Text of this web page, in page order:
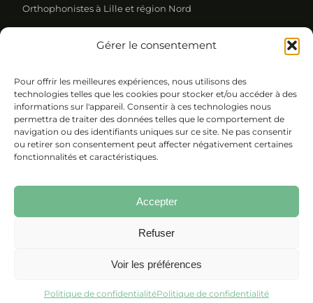
Gérer le consentement
Pour offrir les meilleures expériences, nous utilisons des
technologies telles que les cookies pour stocker et/ou accéder à des
informations sur l'appareil. Consentir à ces technologies nous
permettra de traiter des données telles que le comportement de
navigation ou des identifiants uniques sur ce site. Ne pas consentir
ou retirer son consentement peut affecter négativement certaines
fonctionnalités et caractéristiques.
Accepter
Refuser
Voir les préférences
Politique de confidentialitéPolitique de confidentialité
Orthophonistes à Lille et région Nord
Please leave this field empty.